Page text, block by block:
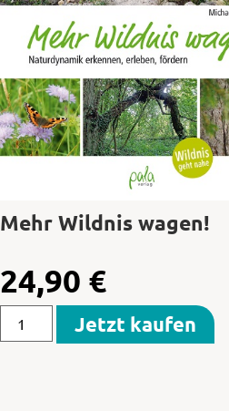
Mehr Wildnis wagen!
24,90 €
Jetzt kaufen